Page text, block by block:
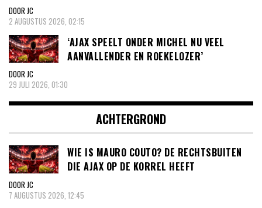
DOOR JC
2 AUGUSTUS 2026, 02:15
‘AJAX SPEELT ONDER MICHEL NU VEEL
AANVALLENDER EN ROEKELOZER’
DOOR JC
29 JULI 2026, 01:30
ACHTERGROND
WIE IS MAURO COUTO? DE RECHTSBUITEN
DIE AJAX OP DE KORREL HEEFT
DOOR JC
7 AUGUSTUS 2026, 12:45